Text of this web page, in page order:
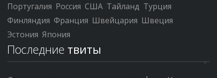
Португалия Россия США Тайланд Турция
Финляндия Франция Швейцария Швеция
Эстония Япония
Последние твиты